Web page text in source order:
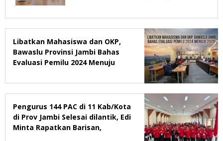
Libatkan Mahasiswa dan OKP,
Bawaslu Provinsi Jambi Bahas
Evaluasi Pemilu 2024 Menuju
Pengurus 144 PAC di 11 Kab/Kota
di Prov Jambi Selesai dilantik, Edi
Minta Rapatkan Barisan,